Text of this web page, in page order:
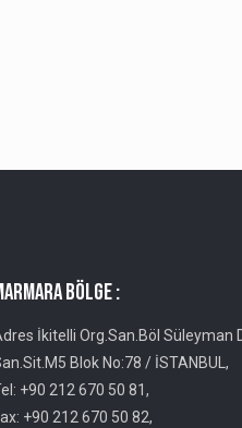
BÖLGE :
İkitelli Org.San.Böl Süleyman
Blok No:78 / İSTANBUL,
+90 212 670 50 81,
+90 212 670 50 82,